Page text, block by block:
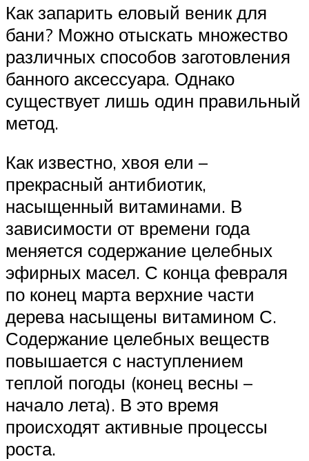
Как запарить еловый веник для
бани? Можно отыскать множество
различных способов заготовления
банного аксессуара. Однако
существует лишь один правильный
метод.
Как известно, хвоя ели –
прекрасный антибиотик,
насыщенный витаминами. В
зависимости от времени года
меняется содержание целебных
эфирных масел. С конца февраля
по конец марта верхние части
дерева насыщены витамином С.
Содержание целебных веществ
повышается с наступлением
теплой погоды (конец весны –
начало лета). В это время
происходят активные процессы
роста.